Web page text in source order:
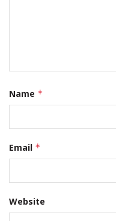
Name *
Email *
Website